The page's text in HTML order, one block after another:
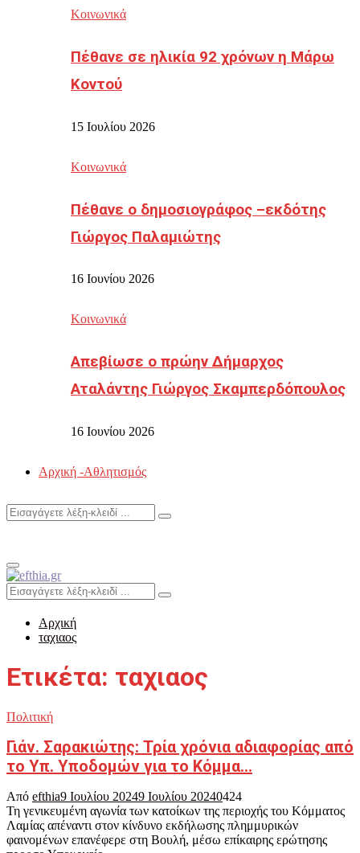
Κοινωνικά
Πέθανε σε ηλικία 92 χρόνων η Μάρω
Κοντού
15 Ιουλίου 2026
Κοινωνικά
Πέθανε ο δημοσιογράφος –εκδότης
Γιώργος Παλαμιώτης
16 Ιουνίου 2026
Κοινωνικά
Απεβίωσε ο πρώην Δήμαρχος
Αταλάντης Γιώργος Σκαμπερδόπουλος
16 Ιουνίου 2026
Αρχική -Αθλητισμός
Search
Search
Primary
Menu
Search
for:
Search
Αρχική
ταχιαος
Ετικέτα: ταχιαος
Πολιτική
Γιάν. Σαρακιώτης: Τρία χρόνια αδιαφορίας από
το Υπ. Υποδομών για το Κόμμα…
Από efthia9 Ιουλίου 20249 Ιουλίου 20240424
Τη γενικευμένη αγωνία των κατοίκων της περιοχής του Κόμματος
Λαμίας απέναντι στον κίνδυνο εκδήλωσης πλημμυρικών
φαινομένων επανέφερε στη Βουλή, μέσω επίκαιρης ερώτησης